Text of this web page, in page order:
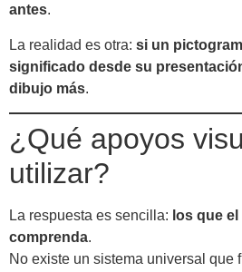
antes.
La realidad es otra: si un
significado desde su
dibujo más.
¿Qué apoyos
utilizar?
La respuesta es sencilla: los que
comprenda.
No existe un sistema universal que